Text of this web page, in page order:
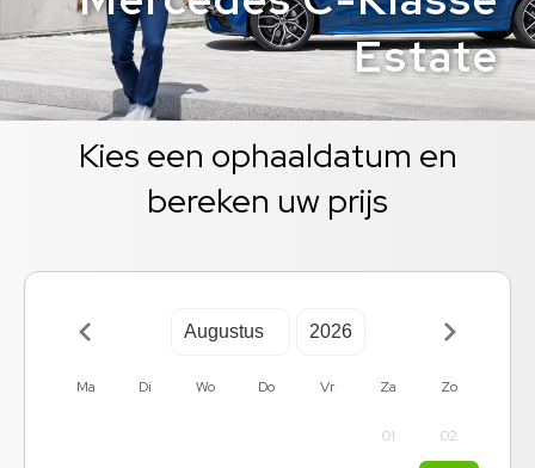
Estate
Kies een ophaaldatum en
bereken uw prijs
Ma Di Wo Do Vr Za Zo
01 02